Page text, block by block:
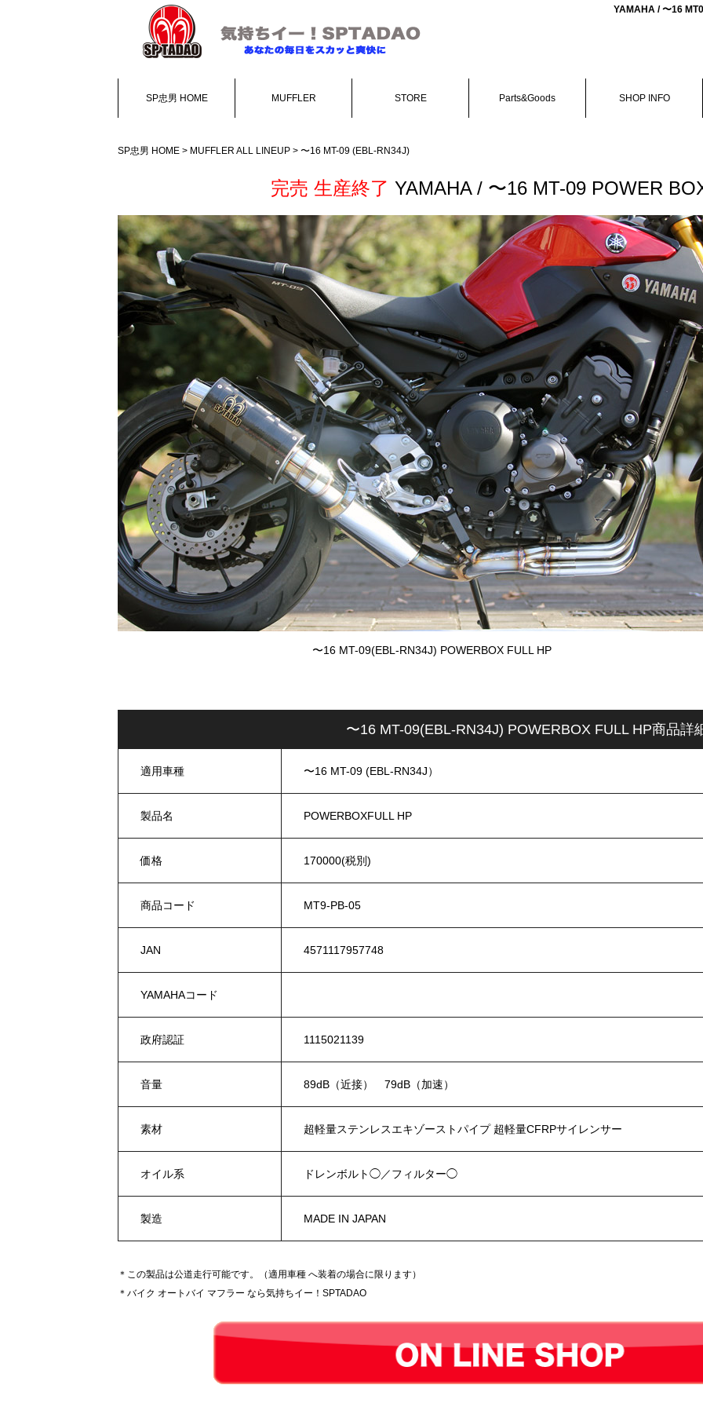
YAMAHA / 〜16
SP忠男 HOME MUFFLER STORE Parts&Goods SHOP INFO
SP忠男 HOME > MUFFLER ALL LINEUP > 〜16 MT-09 (EBL-RN34J)
完売 生産終了 YAMAHA / 〜16 MT-09 POWER
〜16 MT-09(EBL-RN34J) POWERBOX FULL HP
〜16 MT-09(EBL-RN34J) POWERBOX FULL HP商品詳
適用車種 〜16 MT-09 (EBL-RN34J）
製品名 POWERBOXFULL HP
価格 170000(税別)
商品コード MT9-PB-05
JAN 4571117957748
YAMAHAコード
政府認証 1115021139
音量 89dB（近接） 79dB（加速）
素材 超軽量ステンレスエキゾーストパイプ 超軽量CFRPサイレンサー
オイル系 ドレンボルト◯／フィルター◯
製造 MADE IN JAPAN
＊この製品は公道走行可能です。（適用車種 へ装着の場合に限ります）
＊バイク オートバイ マフラー なら気持ちイー！SPTADAO